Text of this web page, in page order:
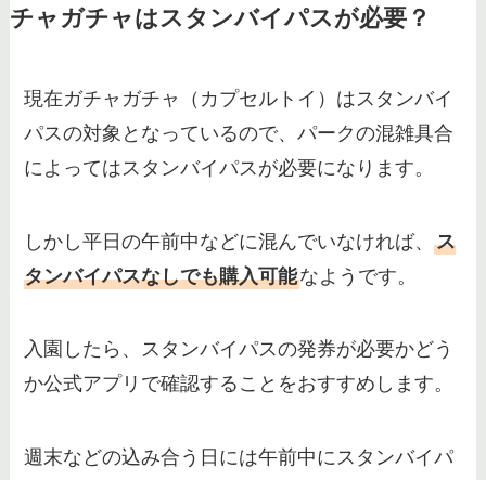
チャガチャはスタンバイパスが必要？
現在ガチャガチャ（カプセルトイ）はスタンバイ
パスの対象となっているので、パークの混雑具合
によってはスタンバイパスが必要になります。
しかし平日の午前中などに混んでいなければ、ス
タンバイパスなしでも購入可能なようです。
入園したら、スタンバイパスの発券が必要かどう
か公式アプリで確認することをおすすめします。
週末などの込み合う日には午前中にスタンバイパ